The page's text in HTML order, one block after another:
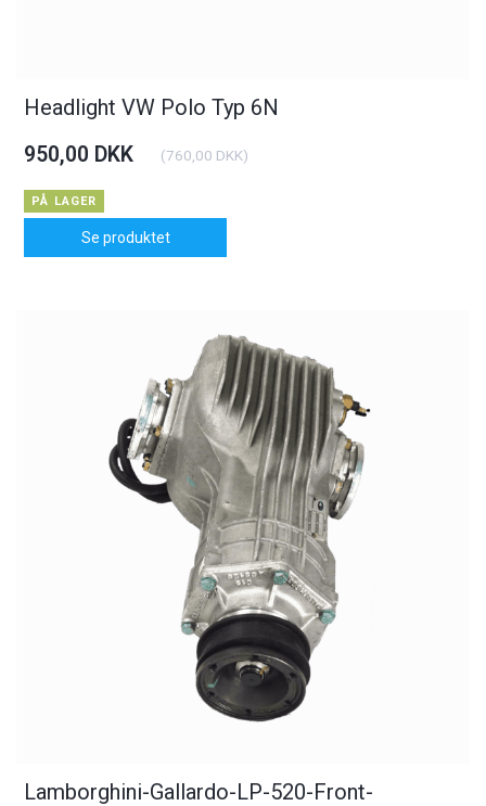
Headlight VW Polo Typ 6N
950,00 DKK (760,00 DKK)
PÅ LAGER
Se produktet
Lamborghini-Gallardo-LP-520-Front-